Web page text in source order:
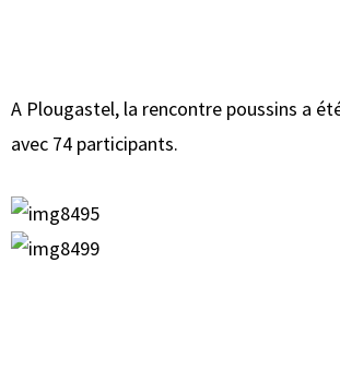
A Plougastel, la rencontre poussins a
avec 74 participants.